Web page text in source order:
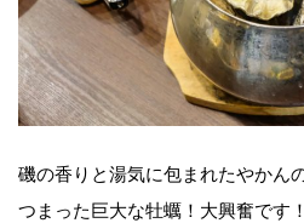
磯の香りと湯気に包まれたやかん
つまった巨大な牡蠣！大興奮です